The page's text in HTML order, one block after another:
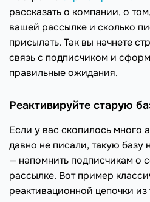
рассказать о компании, о
вашей рассылке и сколько
присылать. Так вы начнете
связь с подписчиком и
правильные ожидания.
Реактивируйте старую
Если у вас скопилось много
давно не писали, такую базу
— напомнить подписчикам о
рассылке. Вот пример
реактивационной цепочки из